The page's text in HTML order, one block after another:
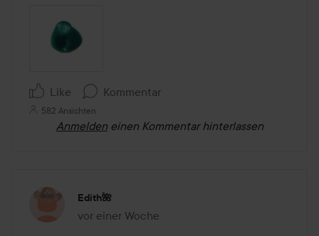
Like Kommentar
582 Ansichten
Anmelden einen Kommentar hinterlassen
Edith🌺
vor einer Woche
Der Beitrag wurde vor einer Woche erstellt